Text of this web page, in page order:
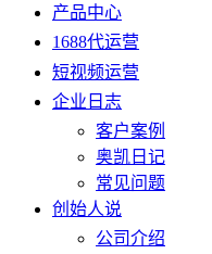
产品中心
1688代运营
短视频运营
企业日志
客户案例
奥凯日记
常见问题
创始人说
公司介绍